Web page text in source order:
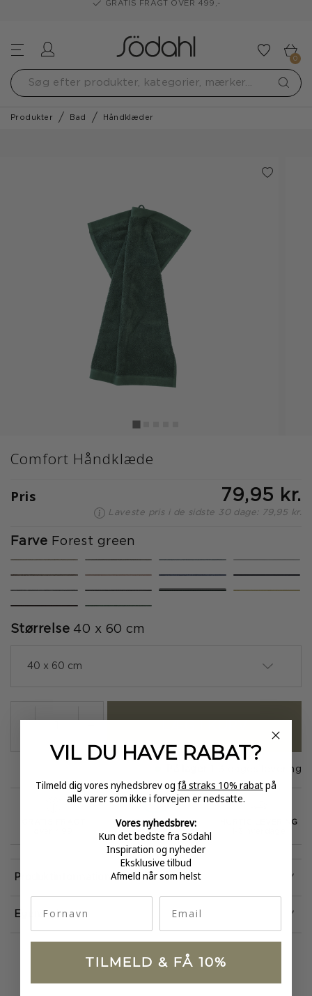
Tilføj
0
Produkter Bad Håndklæder
Comfort Håndklæde
Pris 79,95 kr.
Laveste pris i de sidste 30 dage: 79,95 kr.
Farve Forest green
valgte
Størrelse 40 x 60 cm
40 x 60 cm
1-3 dages levering
E-MÆRKET
certificeret
HURTIG LEVERING
Egenskaber
Produktinformation
VIL DU HAVE RABAT?
Tilmeld dig vores nyhedsbrev og få straks 10% rabatpå
alle varer som ikke i forvejen er nedsatte.
Vores nyhedsbrev:
Kun det bedste fra Södahl
Inspiration og nyheder
Eksklusive tilbud
Afmeld når som helst
TILMELD & FÅ 10%